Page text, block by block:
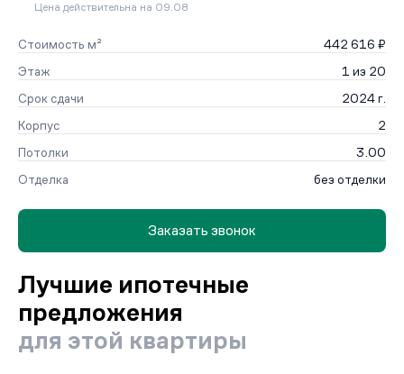
Цена действительна на 09.08
Стоимость м²
442 616 ₽
Этаж
1 из 20
Срок сдачи
2024 г.
Корпус
2
Потолки
3.00
Отделка
без отделки
Заказать звонок
Лучшие ипотечные
предложения
для этой квартиры